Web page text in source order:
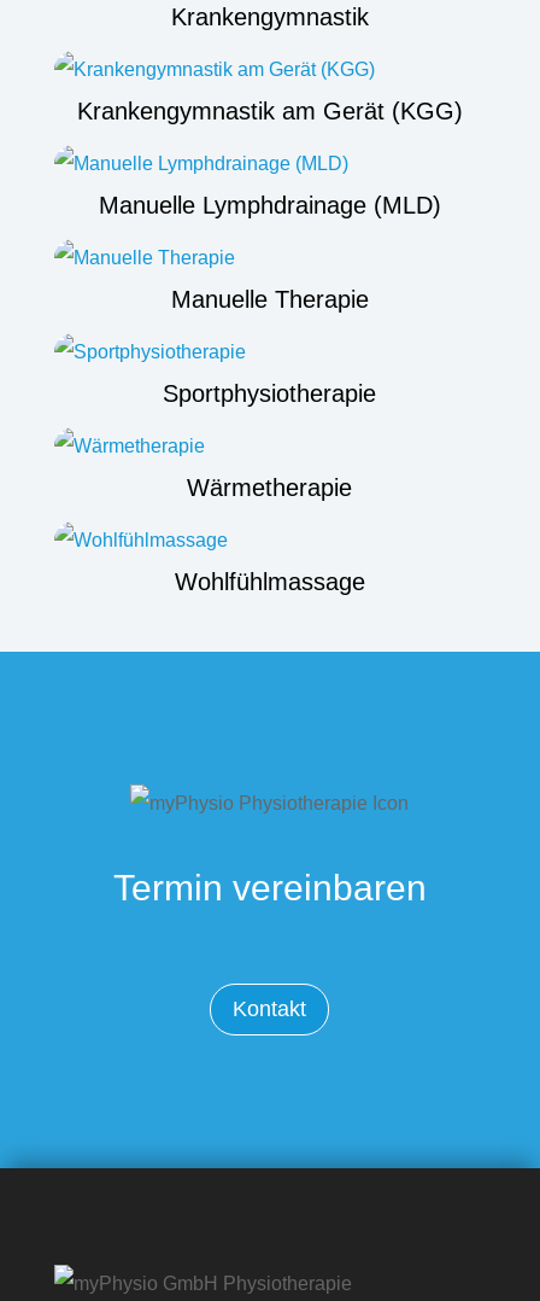
Krankengymnastik
Krankengymnastik am Gerät (KGG)
Manuelle Lymphdrainage (MLD)
Manuelle Therapie
Sportphysiotherapie
Wärmetherapie
Wohlfühlmassage
Termin vereinbaren
Kontakt